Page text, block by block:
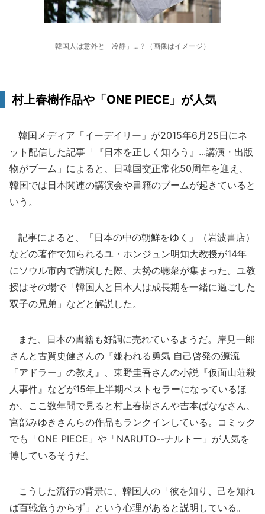
韓国人は意外と「冷静」…？（画像はイメージ）
村上春樹作品や「ONE PIECE」が人気
韓国メディア「イーデイリー」が2015年6月25日にネ
ット配信した記事「『日本を正しく知ろう』...講演・出版
物がブーム」によると、日韓国交正常化50周年を迎え、
韓国では日本関連の講演会や書籍のブームが起きていると
いう。
記事によると、「日本の中の朝鮮をゆく」（岩波書店）
などの著作で知られるユ・ホンジュン明知大教授が14年
にソウル市内で講演した際、大勢の聴衆が集まった。ユ教
授はその場で「韓国人と日本人は成長期を一緒に過ごした
双子の兄弟」などと解説した。
また、日本の書籍も好調に売れているようだ。岸見一郎
さんと古賀史健さんの『嫌われる勇気 自己啓発の源流
「アドラー」の教え』、東野圭吾さんの小説『仮面山荘殺
人事件』などが15年上半期ベストセラーになっているほ
か、ここ数年間で見ると村上春樹さんや吉本ばななさん、
宮部みゆきさんらの作品もランクインしている。コミック
でも「ONE PIECE」や「NARUTO--ナルトー」が人気を
博しているそうだ。
こうした流行の背景に、韓国人の「彼を知り、己を知れ
ば百戦危うからず」という心理があると説明している。